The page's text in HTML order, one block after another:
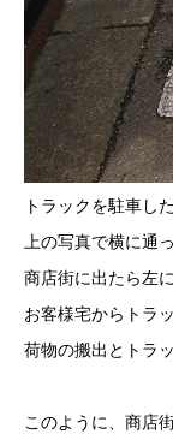
トラックを駐車し
上の写真で横に通
商店街に出たら左
お客様宅からトラ
荷物の搬出とトラ
このように、商店